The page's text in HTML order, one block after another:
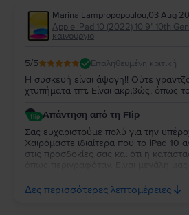
Marina Lampropopoulou,03 Aug
Apple iPad 10 (2022) 10.9" 10th
καινούργιο
5/5 Επαληθευμένη κριτική
Η συσκευή είναι άψογη!! Ούτε
χτυπήματα τπτ. Είναι ακριβώς, όπως
Απάντηση από τη Flip
Σας ευχαριστούμε πολύ για την
Χαιρόμαστε ιδιαίτερα που το iPad 10
στις προσδοκίες σας και ότι η
ευχαριστούμε για την εμπιστοσύνη
χαρείτε τη νέα σας συσκευή!
Δες περισσότερες λεπτομέρειες